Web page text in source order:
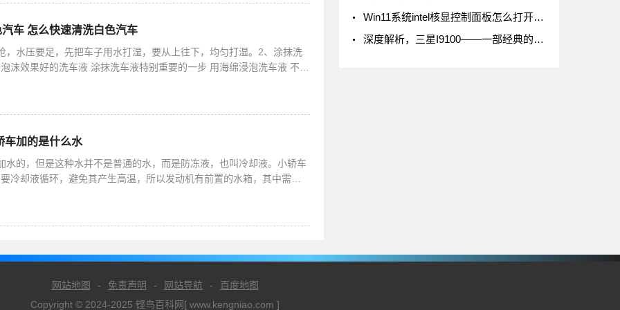
车 怎么快速清洗白色汽车
，水压要足，先把车子用水打湿，要从上往下，均匀打湿。2、涂抹洗
沫效果好的洗车液 涂抹洗车液特别重要的一步 用海绵浸泡洗车液 不要
车加的是什么水
水的，但是这种水并不是普通的水，而是防冻液，也叫冷却液。小轿车
冷却液循环，避免其产生高温，所以发动机有前置的水箱，其中需要
Win11系统intel核显控制面板怎么打开-打开intel核显控制面板的方法
深度解析，三星I9100——一部经典的智能手机传奇
网站地图 - 免责声明 - 网站导航 -
百度地图
Copyright © 2024-2025 铿鸟百科网[ www.kengniao.com ]